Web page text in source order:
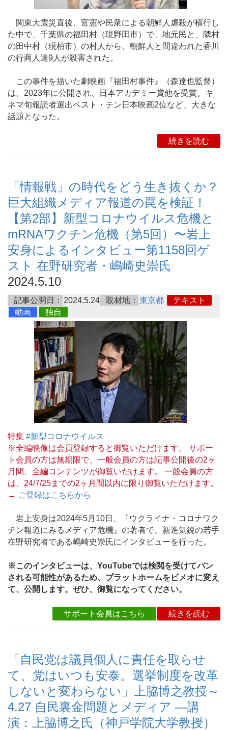
関東大震災直後、官憲や民衆による朝鮮人虐殺が横行し
た中で、千葉県の福田村（現野田市）で、地元民と、隣村
の田中村（現柏市）の村人から、朝鮮人と間違われた香川
の行商人達9人が殺害された。
この事件を描いた劇映画『福田村事件』（森達也監督）
は、2023年に公開され、日本アカデミー賞他を受賞。キ
ネマ旬報読者選出ベスト・テン日本映画2位など、大きな
話題となった。
続きを読む
「情報戦」の時代をどう生き抜くか？
巨大組織メディア報道の罠を検証！
【第2部】新型コロナウイルス危機と
mRNAワクチン危機（第5回）〜岩上
安身によるインタビュー第1158回ゲ
スト 在野研究者・嶋崎史崇氏
2024.5.10
記事公開日： 2024.5.24 取材地： 東京都
テキスト
動画
独自
特集 #新型コロナウイルス
※全編映像は会員登録すると御覧いただけます。 サポー
ト会員の方は無期限で、一般会員の方は記事公開後の2ヶ
月間、全編コンテンツが御覧いだけます。 一般会員の方
は、24/7/25までの2ヶ月間以内に限り御覧いただけます。
→ ご登録はこちらから
岩上安身は2024年5月10日、『ウクライナ・コロナワク
チン報道にみるメディア危機』の著者で、新進気鋭の若手
在野研究者である嶋崎史崇氏にインタビューを行った。
※このインタビューは、YouTubeでは検閲を受けてバン
される可能性があるため、プラットホームをビメオに変え
て、公開します。ぜひ、御覧になってください。
サポート会員はこちら 続きを読む
「自民党は議員個人に責任を取らせ
て、党はいつも安泰。選挙制度を改革
しないと変わらない」上脇博之教授～
4.27 自民裏金問題とメディア ―講
演：上脇博之氏（神戸学院大学教授）